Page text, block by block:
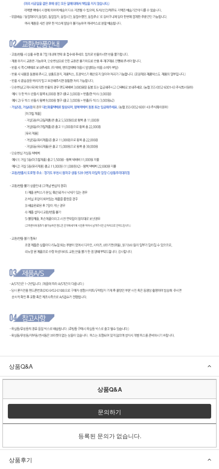
상품Q&A
상품Q&A
문의하기
등록된 문의가 없습니다.
상품후기